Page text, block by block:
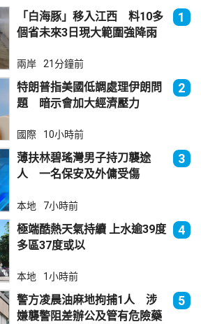
「白海豚」移入江西 料10多
個省未來3日現大範圍強降雨
1
兩岸 21分鐘前
特朗普指美國低調處理伊朗問
題 暗示會加大經濟壓力
2
國際 10小時前
薄扶林碧瑤灣男子持刀襲途
人 一名保安及外傭受傷
3
本地 7小時前
極端酷熱天氣持續 上水逾39度
多區37度或以
4
本地 1小時前
警方凌晨油麻地拘捕1人 涉
嫌襲警阻差辦公及管有危險藥
5